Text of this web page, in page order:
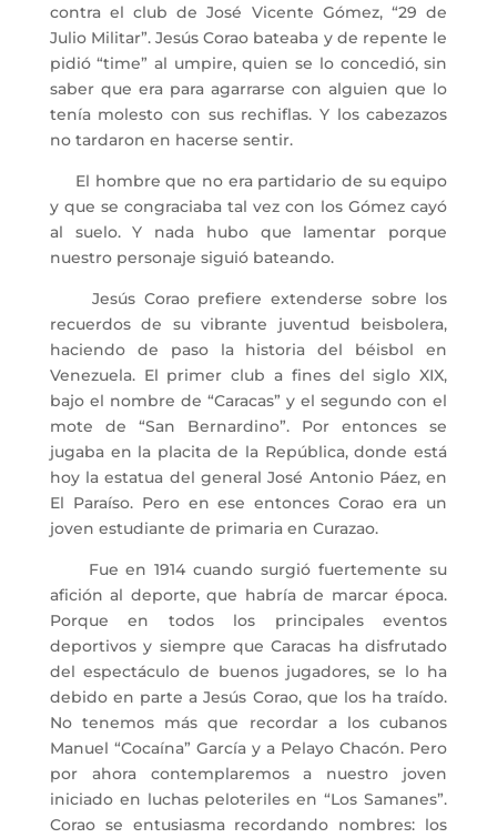
contra el club de José Vicente Gómez, “29 de
Julio Militar”. Jesús Corao bateaba y de repente le
pidió “time” al umpire, quien se lo concedió, sin
saber que era para agarrarse con alguien que lo
tenía molesto con sus rechiflas. Y los cabezazos
no tardaron en hacerse sentir.
El hombre que no era partidario de su equipo
y que se congraciaba tal vez con los Gómez cayó
al suelo. Y nada hubo que lamentar porque
nuestro personaje siguió bateando.
Jesús Corao prefiere extenderse sobre los
recuerdos de su vibrante juventud beisbolera,
haciendo de paso la historia del béisbol en
Venezuela. El primer club a fines del siglo XIX,
bajo el nombre de “Caracas” y el segundo con el
mote de “San Bernardino”. Por entonces se
jugaba en la placita de la República, donde está
hoy la estatua del general José Antonio Páez, en
El Paraíso. Pero en ese entonces Corao era un
joven estudiante de primaria en Curazao.
Fue en 1914 cuando surgió fuertemente su
afición al deporte, que habría de marcar época.
Porque en todos los principales eventos
deportivos y siempre que Caracas ha disfrutado
del espectáculo de buenos jugadores, se lo ha
debido en parte a Jesús Corao, que los ha traído.
No tenemos más que recordar a los cubanos
Manuel “Cocaína” García y a Pelayo Chacón. Pero
por ahora contemplaremos a nuestro joven
iniciado en luchas peloteriles en “Los Samanes”.
Corao se entusiasma recordando nombres: los